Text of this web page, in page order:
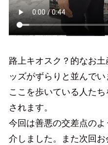
路上キオスク？的なお
ッズがずらりと並んでい
ここを歩いている人た
されます。
今回は善悪の交差点の
介しました。また次回お